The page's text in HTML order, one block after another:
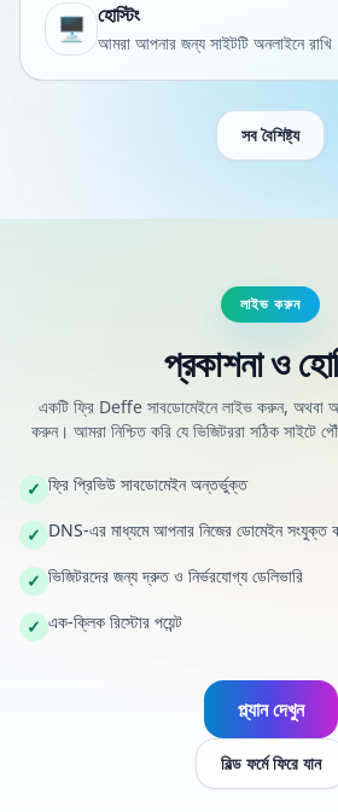
🖥️ হোস্টিং
আমরা আপনার জন্য সাইটটি অনলাইনে
সব বৈশিষ্ট্য
লাইভ করুন
প্রকাশনা ও
একটি ফ্রি Deffe সাবডোমেইনে লাইভ করুন, অথবা
করুন। আমরা নিশ্চিত করি যে ভিজিটররা সঠিক সাইটে
✓ ফ্রি প্রিভিউ সাবডোমেইন অন্তর্ভুক্ত
✓ DNS-এর মাধ্যমে আপনার নিজের ডোমেইন সংযুক্ত
✓ ভিজিটরদের জন্য দ্রুত ও নির্ভরযোগ্য ডেলিভারি
✓ এক-ক্লিক রিস্টোর পয়েন্ট
প্ল্যান দেখুন
বিল্ড ফর্মে ফিরে যান